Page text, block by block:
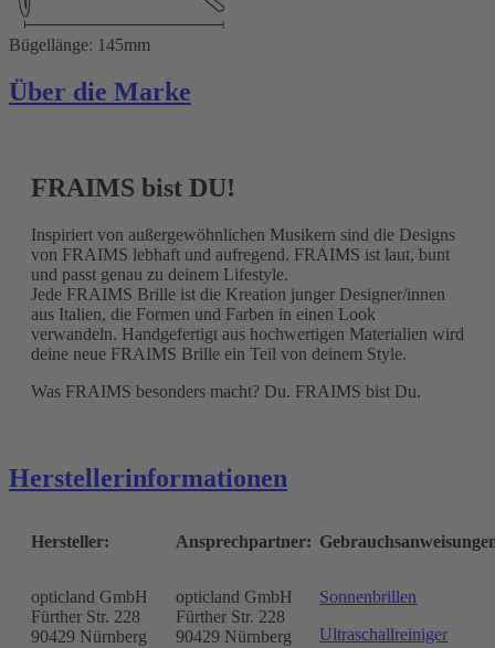
Bügellänge: 145mm
Über die Marke
FRAIMS bist DU!
Inspiriert von außergewöhnlichen Musikern sind die Designs
von FRAIMS lebhaft und aufregend. FRAIMS ist laut, bunt
und passt genau zu deinem Lifestyle.
Jede FRAIMS Brille ist die Kreation junger Designer/innen
aus Italien, die Formen und Farben in einen Look
verwandeln. Handgefertigt aus hochwertigen Materialien wird
deine neue FRAIMS Brille ein Teil von deinem Style.
Was FRAIMS besonders macht? Du. FRAIMS bist Du.
Herstellerinformationen
Hersteller:
opticland GmbH
Fürther Str. 228
90429 Nürnberg
Ansprechpartner:
opticland GmbH
Fürther Str. 228
90429 Nürnberg
Sonnenbrillen
Ultraschallreiniger